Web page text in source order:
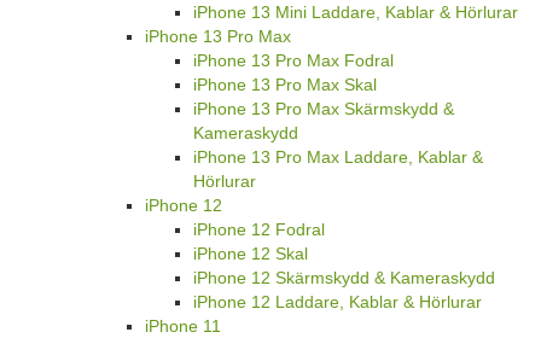
iPhone 13 Mini Laddare, Kablar & Hörlurar
iPhone 13 Pro Max
iPhone 13 Pro Max Fodral
iPhone 13 Pro Max Skal
iPhone 13 Pro Max Skärmskydd &
Kameraskydd
iPhone 13 Pro Max Laddare, Kablar &
Hörlurar
iPhone 12
iPhone 12 Fodral
iPhone 12 Skal
iPhone 12 Skärmskydd & Kameraskydd
iPhone 12 Laddare, Kablar & Hörlurar
iPhone 11